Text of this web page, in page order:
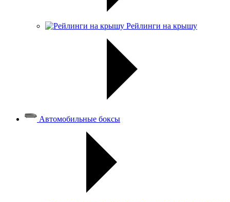
Рейлинги на крышу
Автомобильные боксы